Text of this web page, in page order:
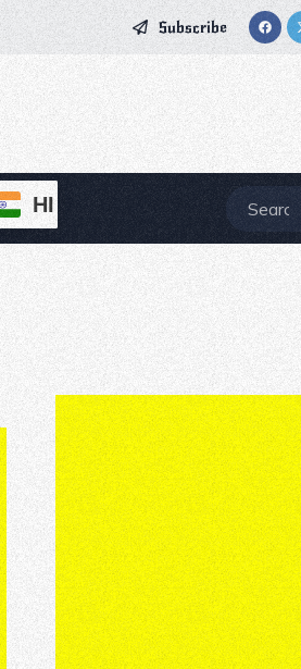
Subscribe
HI